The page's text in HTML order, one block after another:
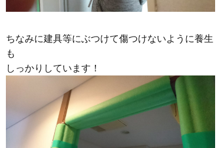
ちなみに建具等にぶつけて傷つけないように養生
も
しっかりしています！